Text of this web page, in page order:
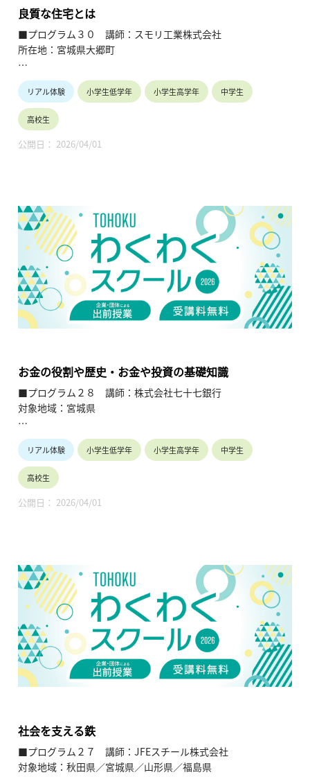
良質な住宅とは
■プログラム３０ 講師：スモリ工業株式会社
所在地：宮城県大郷町
【テーマ】
良質な住宅とは
【内容】
・「良質な住宅とは」のテーマを実際の施工体験を通じて学
【TOHOKUわくわくスクール】主催：公益財団法人東北活性化
研究センター（https://www.kasseiken.jp/）
東北6県ならびに新潟県の小学生・中学生・高校生を対象と
し、当地域に所在し活躍している様々な分野の企業や団体とを
繋ぐ出前授業です。学問の面白さ・楽しさに触れつつ、地元の
企業や団体の活動内容に触れることで、地元の地域社会・産業
の理解を深めると共に、将来の選択肢の参考としてもらうこと
を目的とします。
リアル体験 小学生低学年 小学生高学年 中学生
高校生
公開日： 2026/04/01
お金の役割や歴史・お金や投資の基礎知識
■プログラム２８ 講師：株式会社七十七銀行
対象地域：宮城県
【テーマ】
・お金の役割・歴史
・銀行の役割
・お小遣いの使い方
・日本のお金・世界のお金
【内容】
金融教育は「生きる力」を育む教育。お金や金融の様々な動き
を理解し、社会で自立して生きていく力を身に付ける。
【TOHOKUわくわくスクール】主催：公益財団法人東北活性化
研究センター（https://www.kasseiken.jp/）
東北6県ならびに新潟県の小学生・中学生・高校生を対象と
し、当地域に所在し活躍している様々な分野の企業や団体とを
の理解を深めると共に、将来の選択肢の参考としてもらうこと
リアル体験 小学生低学年 小学生高学年 中学生
高校生
公開日： 2026/04/01
社会を支える鉄
■プログラム２７ 講師：JFEスチール株式会社
対象地域：秋田県／宮城県／山形県／福島県